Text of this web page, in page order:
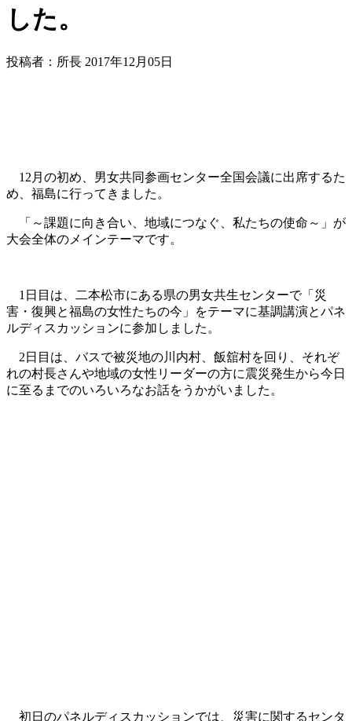
した。
投稿者：所長 2017年12月05日
12月の初め、男女共同参画センター全国会議に出席するた
め、福島に行ってきました。
「～課題に向き合い、地域につなぐ、私たちの使命～」が
大会全体のメインテーマです。
1日目は、二本松市にある県の男女共生センターで「災
害・復興と福島の女性たちの今」をテーマに基調講演とパネ
ルディスカッションに参加しました。
2日目は、バスで被災地の川内村、飯舘村を回り、それぞ
れの村長さんや地域の女性リーダーの方に震災発生から今日
に至るまでのいろいろなお話をうかがいました。
初日のパネルディスカッションでは、災害に関するセンタ